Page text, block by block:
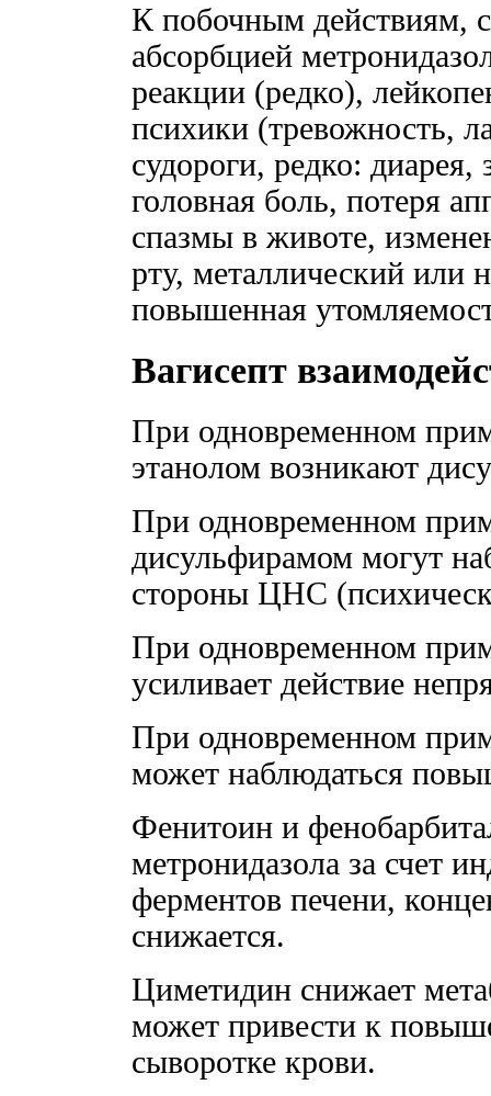
К побочным действиям,
абсорбцией
реакции (редко),
психики (тревожность,
судороги, редко:
головная боль, потеря
спазмы в животе,
рту, металлический или
повышенная
Вагисепт
При одновременном
этанолом возникают
При одновременном
дисульфирамом могут
стороны ЦНС
При одновременном
усиливает действие
При одновременном
может наблюдаться
Фенитоин и
метронидазола за счет
ферментов печени,
снижается.
Циметидин снижает
может привести к
сыворотке крови.